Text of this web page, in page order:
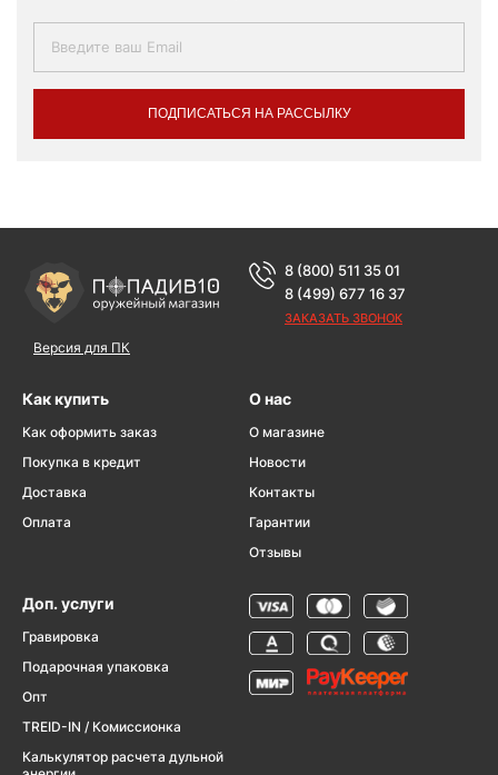
ПОДПИСАТЬСЯ НА РАССЫЛКУ
Версия для ПК
8 (800) 511 35 01
8 (499) 677 16 37
ЗАКАЗАТЬ ЗВОНОК
Как купить
Как оформить заказ
Покупка в кредит
Доставка
Оплата
О нас
О магазине
Новости
Контакты
Гарантии
Отзывы
Доп. услуги
Гравировка
Подарочная упаковка
Опт
TREID-IN / Комиссионка
Калькулятор расчета дульной